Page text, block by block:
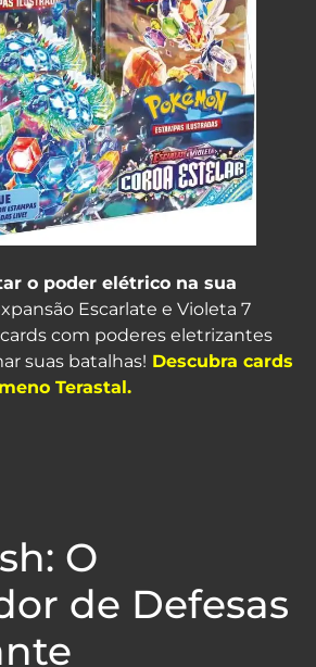
o poder elétrico na sua
Escarlate e Violeta 7
com poderes eletrizantes
suas batalhas! Descubra cards
Terastal.
O
de Defesas